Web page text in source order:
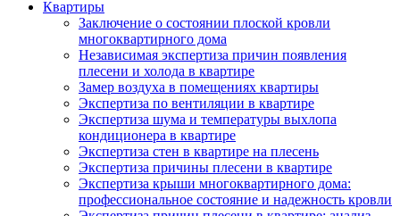
Квартиры
Заключение о состоянии плоской кровли
многоквартирного дома
Независимая экспертиза причин появления
плесени и холода в квартире
Замер воздуха в помещениях квартиры
Экспертиза по вентиляции в квартире
Экспертиза шума и температуры выхлопа
кондиционера в квартире
Экспертиза стен в квартире на плесень
Экспертиза причины плесени в квартире
Экспертиза крыши многоквартирного дома:
профессиональное состояние и надежность кровли